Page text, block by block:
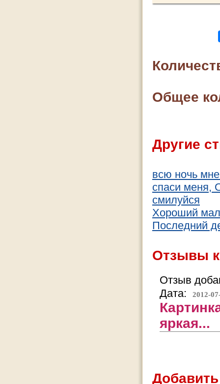
Общее
Другие
всю ночь
спаси меня,
смилуйся
Хороший
Последний
Отзывы
Отзыв
Дата:
2012-
яркая...